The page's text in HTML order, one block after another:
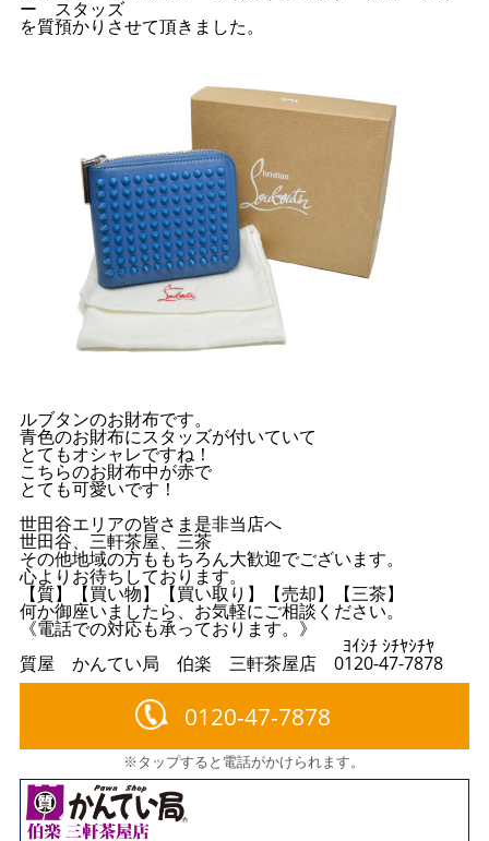
ー スタッズ
を質預かりさせて頂きました。
ルブタンのお財布です。
青色のお財布にスタッズが付いていて
とてもオシャレですね！
こちらのお財布中が赤で
とても可愛いです！
世田谷エリアの皆さま是非当店へ
世田谷、三軒茶屋、三茶
その他地域の方ももちろん大歓迎でございます。
心よりお待ちしております。
【質】【買い物】【買い取り】【売却】【三茶】
何か御座いましたら、お気軽にご相談ください。
《電話での対応も承っております。》
ﾖｲｼﾁ ｼﾁﾔｼﾁﾔ
質屋 かんてい局 伯楽 三軒茶屋店 0120-47-7878
0120-47-7878
※タップすると電話がかけられます。